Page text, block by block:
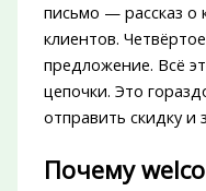
письмо — рассказ
клиентов.
предложение. Всё
цепочки. Это
отправить скидку и
Почему